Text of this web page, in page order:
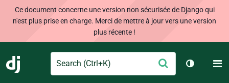
Ce document concerne une version non sécurisée de Django qui
n'est plus prise en charge. Merci de mettre à jour vers une version
plus récente !
Django
Search Envoyer
Changer